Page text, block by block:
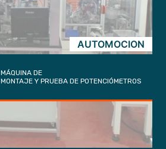
AUTOMOCION
MÁQUINA DE
MONTAJE Y PRUEBA DE POTENCIÓMETROS